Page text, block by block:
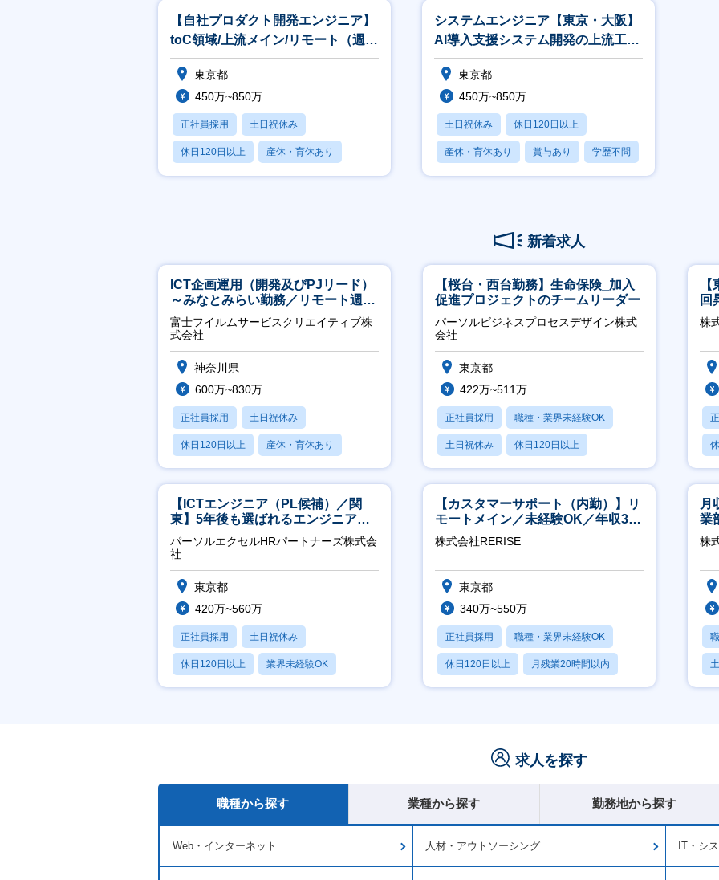
【自社プロダクト開発エンジニア】
toC領域/上流メイン/リモート（週2
～3日）/始業時間選べます
東京都
450万~850万
正社員採用 土日祝休み
休日120日以上 産休・育休あり
賞与あり
システムエンジニア【東京・大阪】
AI導入支援システム開発の上流工程/
週2～3リモート/自社内開発
東京都
450万~850万
土日祝休み 休日120日以上
産休・育休あり 賞与あり 学歴不問
新着求人
ICT企画運用（開発及びPJリード）
～みなとみらい勤務／リモート週
2OK／業務改善～
富士フイルムサービスクリエイティブ株
式会社
神奈川県
600万~830万
正社員採用 土日祝休み
休日120日以上 産休・育休あり
月残業20時間以内
【桜台・西台勤務】生命保険_加入
促進プロジェクトのチームリーダー
パーソルビジネスプロセスデザイン株式
会社
東京都
422万~511万
正社員採用 職種・業界未経験OK
土日祝休み 休日120日以上
産休・育休あり
回
ジ
株
【ICTエンジニア（PL候補）／関
東】5年後も選ばれるエンジニアへ
／チーム運営・体制構築
パーソルエクセルHRパートナーズ株式会
社
東京都
420万~560万
正社員採用 土日祝休み
休日120日以上 業界未経験OK
月残業20時間以内
【カスタマーサポート（内勤）】リ
モートメイン／未経験OK／年収340
万～／年間休日125日
株式会社RERISE
東京都
340万~550万
正社員採用 職種・業界未経験OK
休日120日以上 月残業20時間以内
賞与あり
月
業
※4
株
求人を探す
職種から探す 業種から探す 勤務地から探す
Web・インターネット 人材・アウトソーシング IT・シ